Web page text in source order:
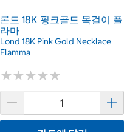
론드 18K 핑크골드 목걸이 플
라마
Lond 18K Pink Gold Necklace
Flamma
★★★★★
★★★★★